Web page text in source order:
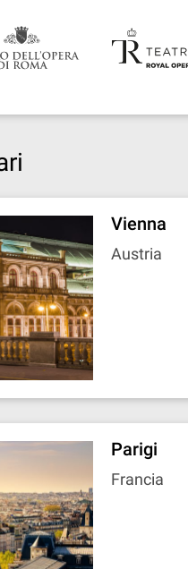
Vienna
Austria
Parigi
Francia